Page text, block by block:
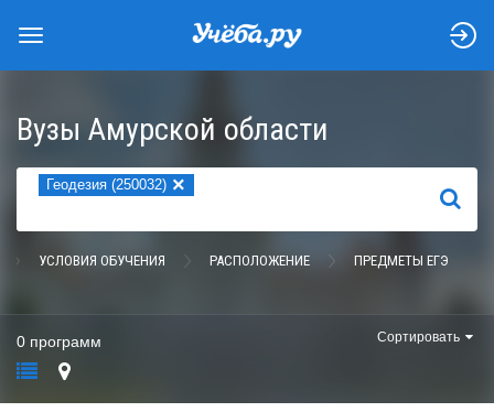
Вузы Амурской области
Геодезия (250032) ×
НАЙТИ
УСЛОВИЯ ОБУЧЕНИЯ РАСПОЛОЖЕНИЕ ПРЕДМЕТЫ ЕГЭ
0 программ Сортировать